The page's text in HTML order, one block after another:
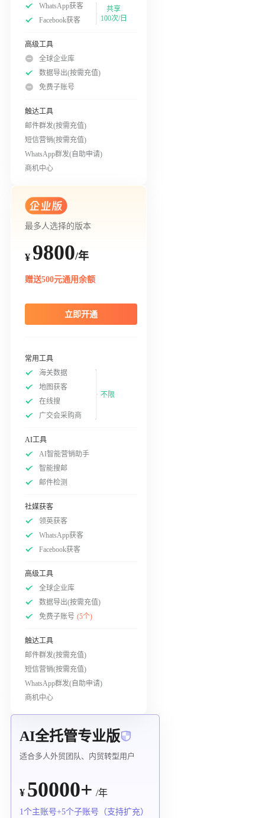
WhatsApp获客
Facebook获客
共享
100次/日
高级工具
全球企业库
数据导出(按需充值)
免费子账号
触达工具
邮件群发(按需充值)
短信营销(按需充值)
WhatsApp群发(自助申请)
商机中心
最多人选择的版本
¥ 9800/年
赠送500元通用余额
立即开通
常用工具
海关数据
地图获客
在线搜
广交会采购商
不限
AI工具
AI智能营销助手
智能搜邮
邮件检测
社媒获客
领英获客
WhatsApp获客
Facebook获客
高级工具
全球企业库
数据导出(按需充值)
免费子账号 (5个)
触达工具
邮件群发(按需充值)
短信营销(按需充值)
WhatsApp群发(自助申请)
商机中心
AI全托管专业版
适合多人外贸团队、内贸转型用户
¥ 50000+ /年
1个主账号+5个子账号（支持扩充）